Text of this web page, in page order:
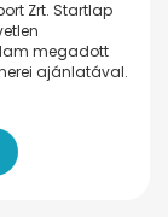
Zrt. Startlap
megadott
ajánlatával.